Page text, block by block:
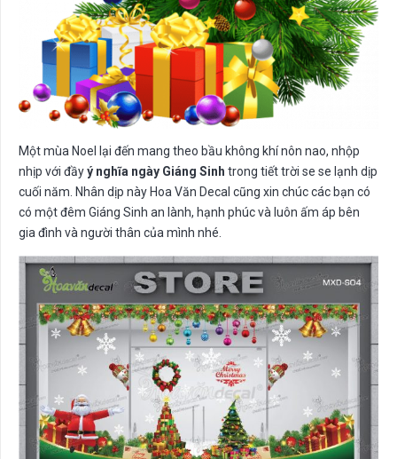
Một mùa Noel lại đến mang theo bầu không khí nôn nao, nhộp
nhịp với đầyý nghĩa ngày Giáng Sinh trong tiết trời se se lạnh dịp
cuối năm. Nhân dịp này Hoa Văn Decal cũng xin chúc các bạn có
có một đêm Giáng Sinh an lành, hạnh phúc và luôn ấm áp bên
gia đình và người thân của mình nhé.